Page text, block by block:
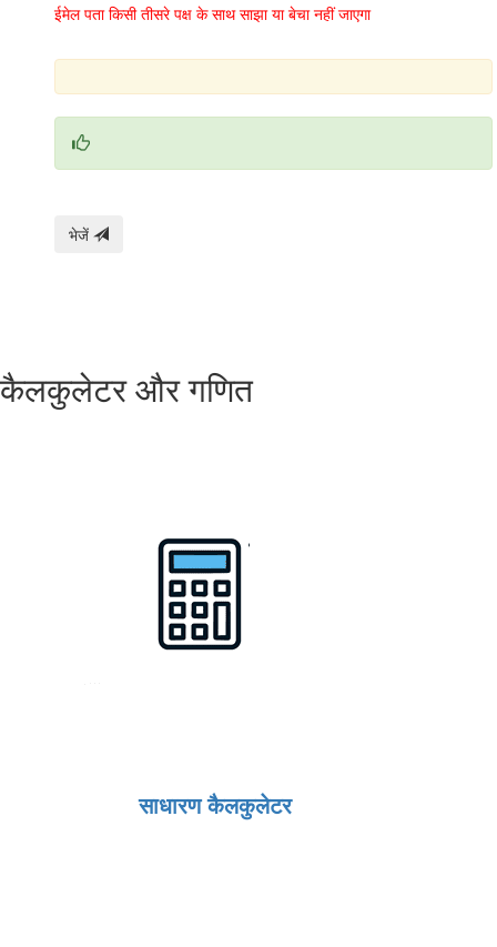
ईमेल पता किसी तीसरे पक्ष के साथ साझा या बेचा नहीं जाएगा
भेजें
कैलकुलेटर और गणित
साधारण कैलकुलेटर